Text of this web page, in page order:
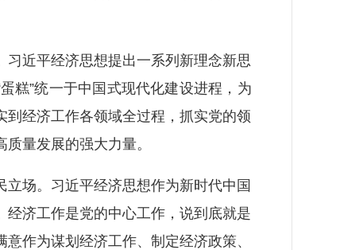
近平经济思想提出一系列新理念新思
糕”统一于中国式现代化建设进程，为
经济工作各领域全过程，抓实党的领
量发展的强大力量。
场。习近平经济思想作为新时代中国
济工作是党的中心工作，说到底就是
作为谋划经济工作、制定经济政策、